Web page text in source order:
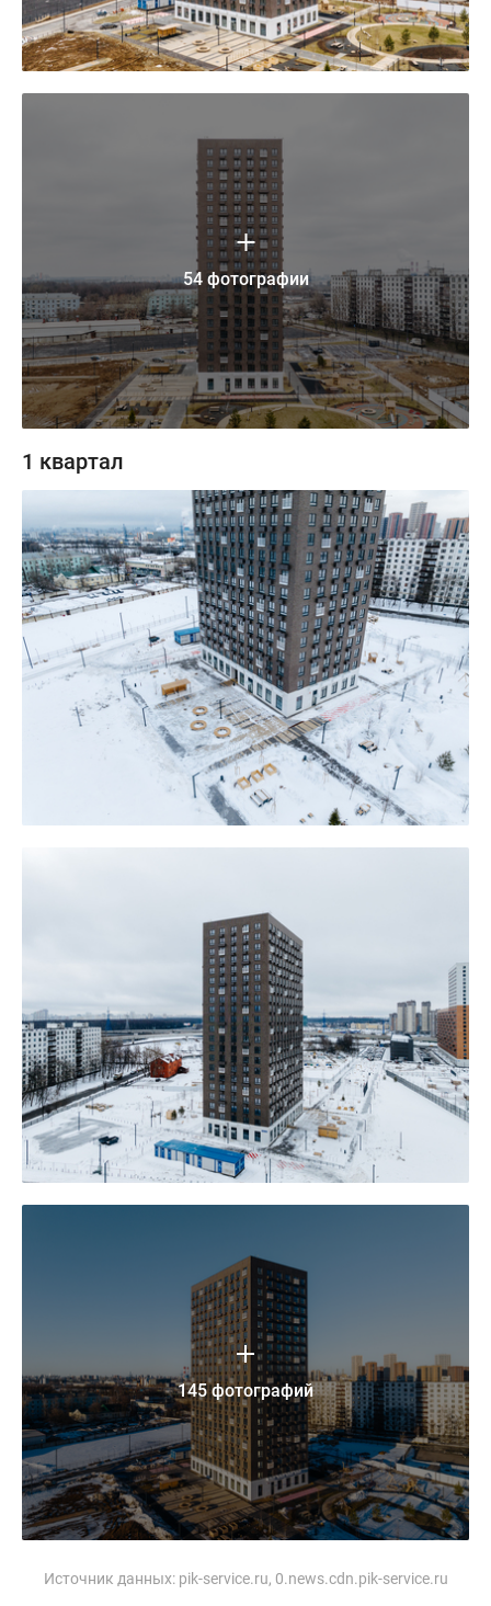
54 фотографии
1 квартал
145 фотографий
Источник данных: pik-service.ru, 0.news.cdn.pik-service.ru